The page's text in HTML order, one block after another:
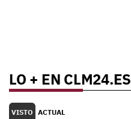
LO + EN CLM24.ES
VISTO ACTUAL